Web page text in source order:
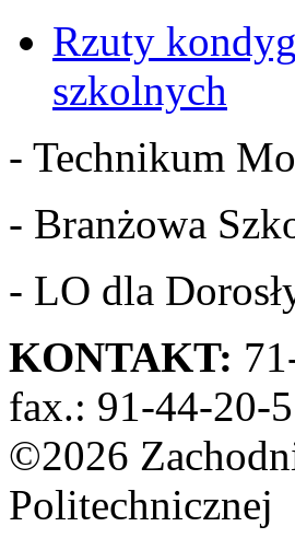
Rzuty
szkolnych
- Technikum
- Branżowa
- LO dla
KONTAKT:
fax.: 91-44-20-
©2026
Politechnicznej